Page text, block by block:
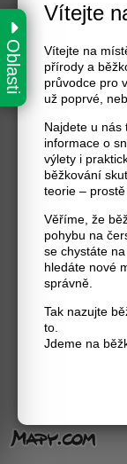
Oblasti
Vítejte
Vítejte na
přírody a
průvodce pro
už poprvé,
Najdete u nás
informace o
výlety i
běžkování
teorie –
Věříme, že
pohybu na
se chystáte
hledáte nové
správně.
Tak nazujte
to.
Jdeme na